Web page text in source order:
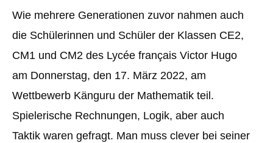
Wie mehrere Generationen zuvor nahmen auch
die Schülerinnen und Schüler der Klassen CE2,
CM1 und CM2 des Lycée français Victor Hugo
am Donnerstag, den 17. März 2022, am
Wettbewerb Känguru der Mathematik teil.
Spielerische Rechnungen, Logik, aber auch
Taktik waren gefragt. Man muss clever bei seiner